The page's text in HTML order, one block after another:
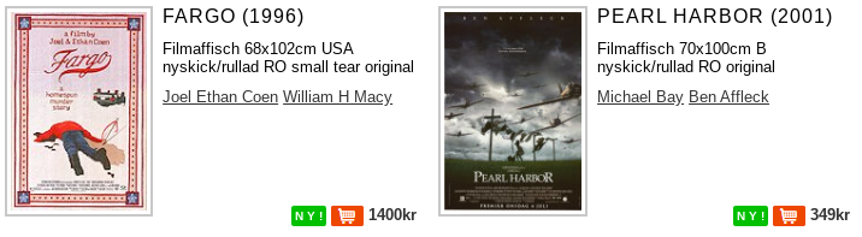
FARGO (1996)
Filmaffisch 68x102cm USA
nyskick/rullad RO small tear original
Joel Ethan Coen William H Macy
N Y ! 1400kr
PEARL HARBOR (2001)
Filmaffisch 70x100cm B
nyskick/rullad RO original
Michael Bay Ben Affleck
N Y ! 349kr